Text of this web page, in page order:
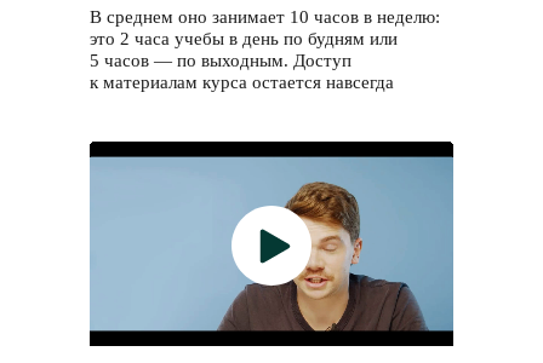
В среднем оно занимает 10 часов в неделю:
это 2 часа учебы в день по будням или
5 часов — по выходным. Доступ
к материалам курса остается навсегда